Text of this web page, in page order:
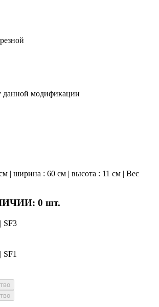
данной модификации
| ширина : 60 см | высота : 11 см | Вес
0 шт.
SF3
SF1